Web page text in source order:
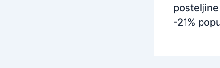
-21%